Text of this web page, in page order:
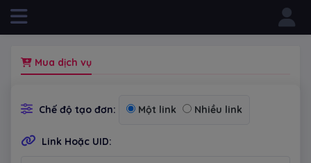
Mua dịch vụ
Chế độ tạo đơn: Một link Nhiều link
Link Hoặc UID: